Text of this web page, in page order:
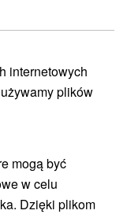
JAK
internetowych
plików
mogą być
w celu
Dzięki plikom